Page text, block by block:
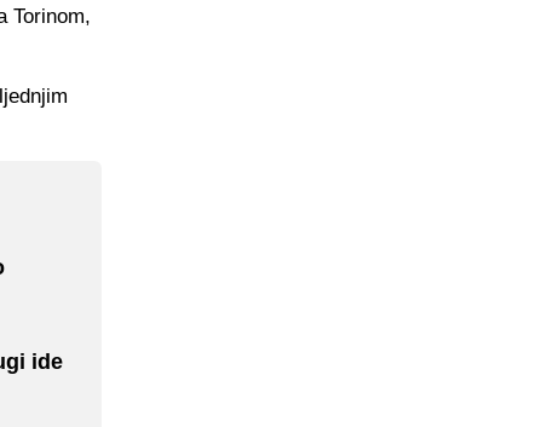
Torinom,
ide